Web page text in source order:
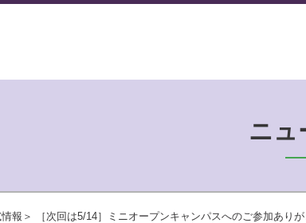
ニュ
報 ［次回は5/14］ミニオープンキャンパスへのご参加あり